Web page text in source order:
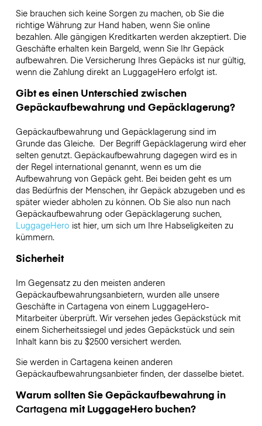
Sie brauchen sich keine Sorgen zu machen, ob Sie die
richtige Währung zur Hand haben, wenn Sie online
bezahlen. Alle gängigen Kreditkarten werden akzeptiert. Die
Geschäfte erhalten kein Bargeld, wenn Sie Ihr Gepäck
aufbewahren. Die Versicherung Ihres Gepäcks ist nur gültig,
wenn die Zahlung direkt an LuggageHero erfolgt ist.
Gibt es einen Unterschied zwischen
Gepäckaufbewahrung und Gepäcklagerung?
Gepäckaufbewahrung und Gepäcklagerung sind im
Grunde das Gleiche. Der Begriff Gepäcklagerung wird eher
selten genutzt. Gepäckaufbewahrung dagegen wird es in
der Regel international genannt, wenn es um die
Aufbewahrung von Gepäck geht. Bei beiden geht es um
das Bedürfnis der Menschen, ihr Gepäck abzugeben und es
später wieder abholen zu können. Ob Sie also nun nach
Gepäckaufbewahrung oder Gepäcklagerung suchen,
LuggageHero ist hier, um sich um Ihre Habseligkeiten zu
kümmern.
Sicherheit
Im Gegensatz zu den meisten anderen
Gepäckaufbewahrungsanbietern,wurden alle unsere
Geschäfte in Cartagena von einem LuggageHero-
Mitarbeiter überprüft. Wir versehen jedes Gepäckstück mit
einem Sicherheitssiegel und jedes Gepäckstück und sein
Inhalt kann bis zu $2500versichert werden.
Sie werden in Cartagena keinen anderen
Gepäckaufbewahrungsanbieter finden, der dasselbe bietet.
Warum sollten Sie Gepäckaufbewahrung in
Cartagena mit LuggageHero buchen?